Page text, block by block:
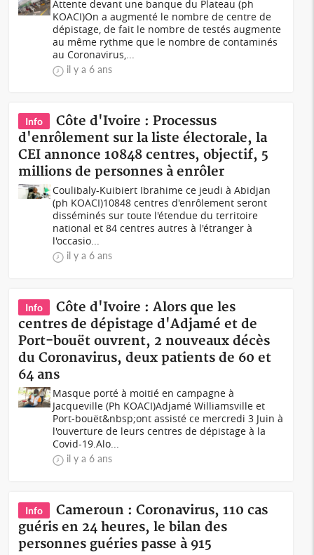
Attente devant une banque du Plateau (ph
KOACI)On a augmenté le nombre de centre de
dépistage, de fait le nombre de testés augmente
au même rythme que le nombre de contaminés
au Coronavirus,...
il y a 6 ans
Info
Côte d'Ivoire : Processus
d'enrôlement sur la liste électorale, la
CEI annonce 10848 centres, objectif, 5
millions de personnes à enrôler
Coulibaly-Kuibiert Ibrahime ce jeudi à Abidjan
(ph KOACI)10848 centres d'enrôlement seront
disséminés sur toute l'étendue du territoire
national et 84 centres autres à l'étranger à
l'occasio...
il y a 6 ans
Info
Côte d'Ivoire : Alors que les
centres de dépistage d'Adjamé et de
Port-bouët ouvrent, 2 nouveaux décès
du Coronavirus, deux patients de 60 et
64 ans
Masque porté à moitié en campagne à
Jacqueville (Ph KOACI)Adjamé Williamsville et
Port-bouët&nbsp;ont assisté ce mercredi 3 Juin à
l'ouverture de leurs centres de dépistage à la
Covid-19.Alo...
il y a 6 ans
Info
Cameroun : Coronavirus, 110 cas
guéris en 24 heures, le bilan des
personnes guéries passe à 915